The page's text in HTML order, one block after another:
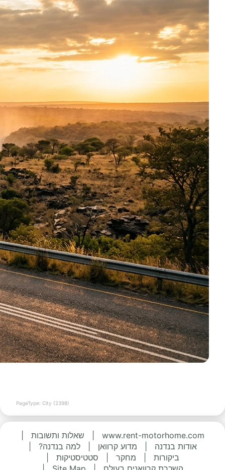
PageType: City (2398)
www.rent-motorhome.com שאלות ותשובות
אודות בנדנה
מדוע קרוואן למה בנדנה?
ביקורות
מחקר סטטיסטיקות